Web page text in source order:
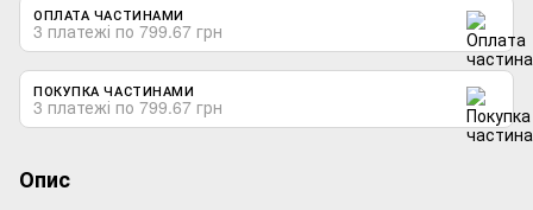
ОПЛАТА ЧАСТИНАМИ
3 платежі по 799.67 грн
ПОКУПКА ЧАСТИНАМИ
3 платежі по 799.67 грн
Опис